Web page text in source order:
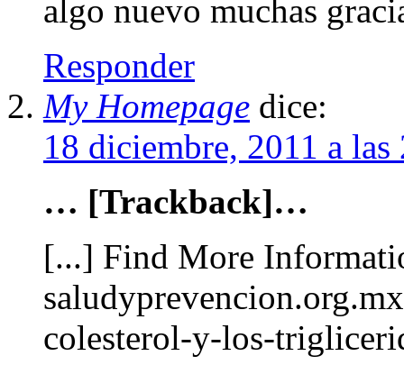
algo nuevo muchas
Responder
My Homepage dice:
18 diciembre, 2011 a
… [Trackback]…
[...] Find More
colesterol-y-los-